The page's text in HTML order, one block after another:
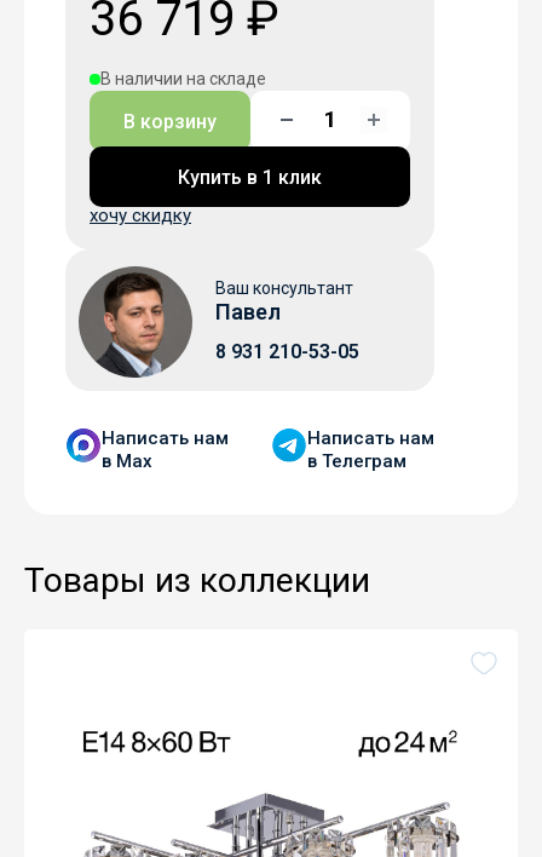
Ваш консультант
Павел
8 931 210-53-05
Написать нам
в Мax
Написать нам
в Телеграм
36 719 ₽
В наличии на складе
В корзину
Купить в 1 клик
хочу скидку
Товары из коллекции